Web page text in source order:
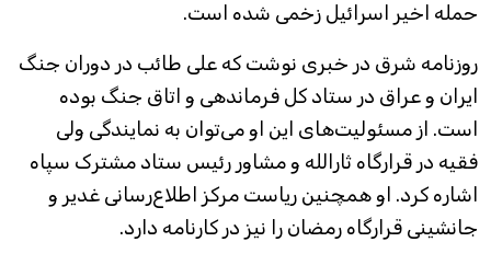
حمله اخیر اسرائیل زخمی شده است.
روزنامه شرق در خبری نوشت که علی طائب در دوران جنگ
ایران و عراق در ستاد کل فرماندهی و اتاق جنگ بوده
است. از مسئولیت‌های این او می‌توان به نمایندگی ولی
فقیه در قرارگاه ثارالله و مشاور رئیس ستاد مشترک سپاه
اشاره کرد. او همچنین ریاست مرکز اطلاع‌رسانی غدیر و
جانشینی قرارگاه رمضان را نیز در کارنامه دارد.